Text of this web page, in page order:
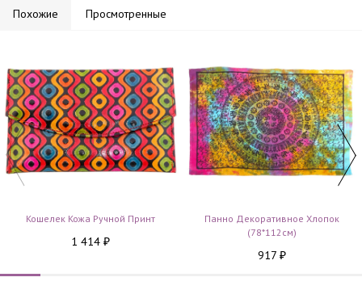
Похожие Просмотренные
Кошелек Кожа Ручной Принт
1 414 ₽
Панно Декоративное Хлопок
(78*112см)
917 ₽